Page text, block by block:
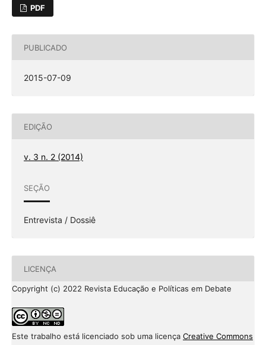
PDF
PUBLICADO
2015-07-09
EDIÇÃO
v. 3 n. 2 (2014)
SEÇÃO
Entrevista / Dossiê
LICENÇA
Copyright (c) 2022 Revista Educação e Políticas em Debate
Este trabalho está licenciado sob uma licença Creative Commons